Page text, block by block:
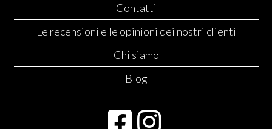
Contatti
Le recensioni e le opinioni dei nostri clienti
Chi siamo
Blog